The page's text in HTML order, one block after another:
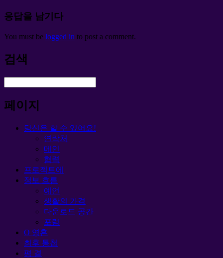
응답을 남기다
You must be logged in to post a comment.
검색
페이지
당신은 할 수 있어요!
연락처
메인
협력
프로젝트에
정보 흐름
예언
생활의 가격
다운로드 공간
포럼
O 영혼
최후 통첩
평 결